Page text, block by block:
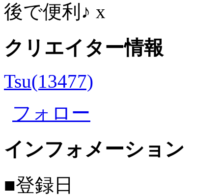
後で便利♪ x
クリエイター情報
Tsu(13477)
フォロー
インフォメーション
■登録日